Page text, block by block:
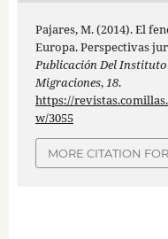
Pajares, M. (2014). El
Europa. Perspectivas
Publicación Del
Migraciones,18.
https://
w/3055
MORE CITATION